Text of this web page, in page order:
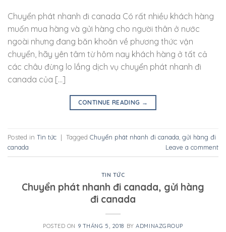
Chuyển phát nhanh đi canada Có rất nhiều khách hàng
muốn mua hàng và gửi hàng cho người thân ở nước
ngoài nhưng đang băn khoăn về phương thức vận
chuyển, hãy yên tâm từ hôm nay khách hàng ở tất cả
các châu đừng lo lắng dịch vụ chuyển phát nhanh đi
canada của […]
CONTINUE READING →
Posted in Tin tức | Tagged Chuyển phát nhanh đi canada, gửi hàng đi
canada
Leave a comment
TIN TỨC
Chuyển phát nhanh đi canada, gửi hàng
đi canada
POSTED ON 9 THÁNG 5, 2018 BYADMINAZGROUP